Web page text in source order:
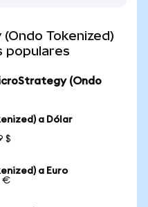
Tokenized)
populares
(Ondo
a Dólar
$
a Euro
€